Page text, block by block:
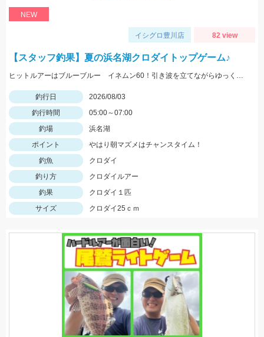
NEW
イシグロ豊川店 82 view
【スタッフ釣果】夏の浜名湖クロダイトップゲーム♪
ヒットルアーはブルーブルー イネムン60！引き波を立てながらゆっくり水面をタダ巻き。単発でしたがバシュッと気持ちよくバイトが出ました☆
釣行日
2026/08/03
釣行時間
05:00～07:00
釣場
浜名湖
ポイント
やはり朝マズメはチャンスタイム！
釣魚
クロダイ
釣り方
クロダイルアー
釣果
クロダイ１匹
サイズ
クロダイ25ｃｍ